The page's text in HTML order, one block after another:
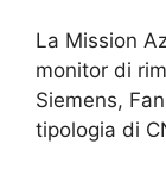
La Mission
monitor di
Siemens,
tipologia di